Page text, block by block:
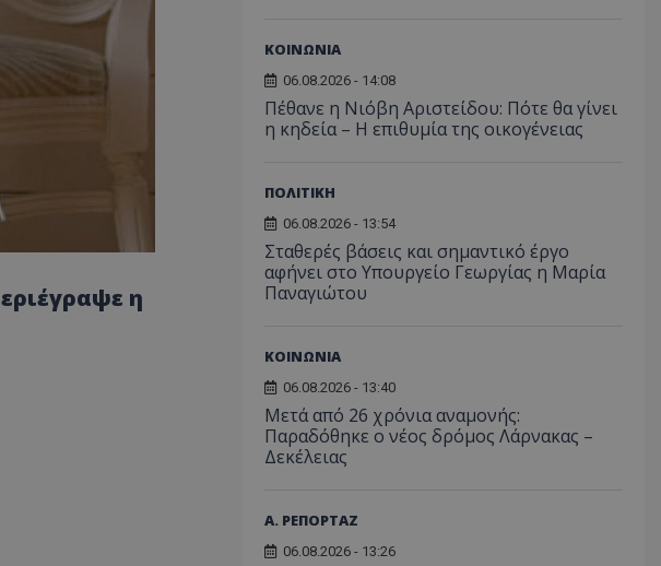
η
ΚΟΙΝΩΝΙΑ
06.08.2026 - 14:08
Πέθανε η Νιόβη Αριστείδου: Πότε θα γίνει
η κηδεία – Η επιθυμία της οικογένειας
ΠΟΛΙΤΙΚΗ
06.08.2026 - 13:54
Σταθερές βάσεις και σημαντικό έργο
αφήνει στο Υπουργείο Γεωργίας η Μαρία
Παναγιώτου
ΚΟΙΝΩΝΙΑ
06.08.2026 - 13:40
Μετά από 26 χρόνια αναμονής:
Παραδόθηκε ο νέος δρόμος Λάρνακας –
Δεκέλειας
Α. ΡΕΠΟΡΤΑΖ
06.08.2026 - 13:26